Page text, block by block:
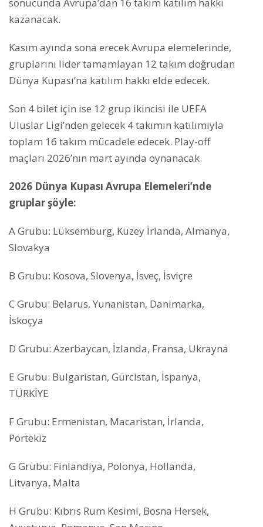
sonucunda Avrupa’dan 16 takım katılım hakkı
kazanacak.
Kasım ayında sona erecek Avrupa elemelerinde,
gruplarını lider tamamlayan 12 takım doğrudan
Dünya Kupası’na katılım hakkı elde edecek.
Son 4 bilet için ise 12 grup ikincisi ile UEFA
Uluslar Ligi’nden gelecek 4 takımın katılımıyla
toplam 16 takım mücadele edecek. Play-off
maçları 2026’nın mart ayında oynanacak.
2026 Dünya Kupası Avrupa Elemeleri’nde
gruplar şöyle:
A Grubu: Lüksemburg, Kuzey İrlanda, Almanya,
Slovakya
B Grubu: Kosova, Slovenya, İsveç, İsviçre
C Grubu: Belarus, Yunanistan, Danimarka,
İskoçya
D Grubu: Azerbaycan, İzlanda, Fransa, Ukrayna
E Grubu: Bulgaristan, Gürcistan, İspanya,
TÜRKİYE
F Grubu: Ermenistan, Macaristan, İrlanda,
Portekiz
G Grubu: Finlandiya, Polonya, Hollanda,
Litvanya, Malta
H Grubu: Kıbrıs Rum Kesimi, Bosna Hersek,